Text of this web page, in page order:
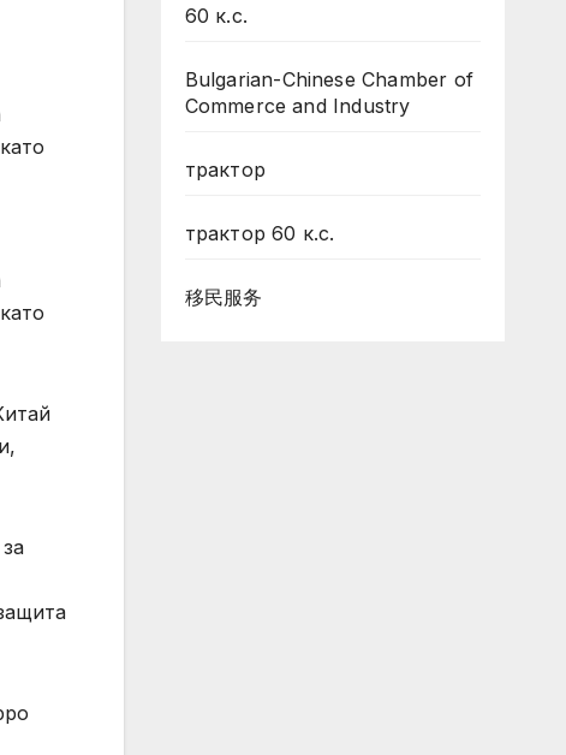
60 к.с.
Bulgarian-Chinese Chamber of
Commerce and Industry
трактор
трактор 60 к.с.
移民服务